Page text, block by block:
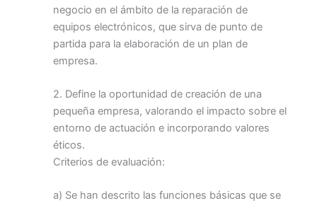
negocio en el ámbito de la reparación de
equipos electrónicos, que sirva de punto de
partida para la elaboración de un plan de
empresa.
2. Define la oportunidad de creación de una
pequeña empresa, valorando el impacto sobre el
entorno de actuación e incorporando valores
éticos.
Criterios de evaluación:
a) Se han descrito las funciones básicas que se